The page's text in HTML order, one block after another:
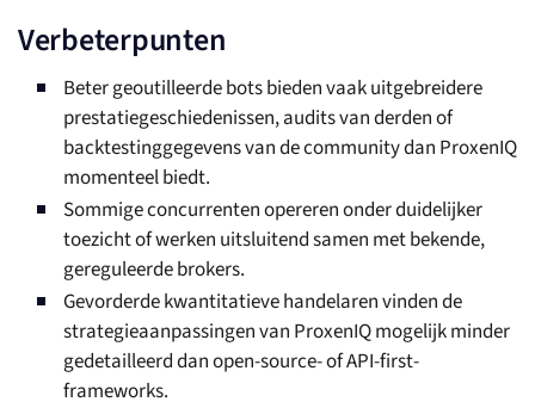
Verbeterpunten
Beter geoutilleerde bots bieden vaak uitgebreidere
prestatiegeschiedenissen, audits van derden of
backtestinggegevens van de community dan ProxenIQ
momenteel biedt.
Sommige concurrenten opereren onder duidelijker
toezicht of werken uitsluitend samen met bekende,
gereguleerde brokers.
Gevorderde kwantitatieve handelaren vinden de
strategieaanpassingen van ProxenIQ mogelijk minder
gedetailleerd dan open-source- of API-first-
frameworks.